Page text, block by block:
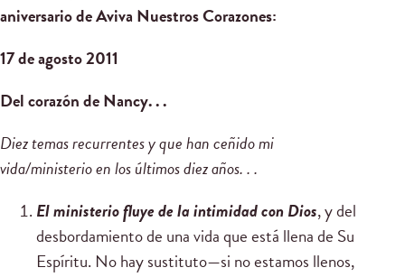
aniversario de Aviva Nuestros Corazones:
17 de agosto 2011
Del corazónde Nancy. . .
Dieztemas recurrentes y que han ceñido mi
vida/ministerio en los últimos diez años. . .
El ministeriofluye de la intimidad con Dios, y del
desbordamiento de una vida que está llena de Su
Espíritu. No hay sustituto—si no estamos llenos,